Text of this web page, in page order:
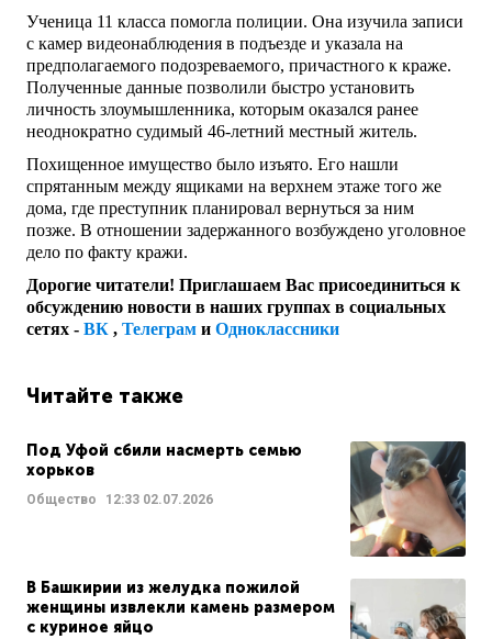
Ученица 11 класса помогла полиции. Она изучила записи
с камер видеонаблюдения в подъезде и указала на
предполагаемого подозреваемого, причастного к краже.
Полученные данные позволили быстро установить
личность злоумышленника, которым оказался ранее
неоднократно судимый 46-летний местный житель.
Похищенное имущество было изъято. Его нашли
спрятанным между ящиками на верхнем этаже того же
дома, где преступник планировал вернуться за ним
позже. В отношении задержанного возбуждено уголовное
дело по факту кражи.
Дорогие читатели! Приглашаем Вас присоединиться к
обсуждению новости в наших группах в социальных
сетях - ВК , Телеграм и Одноклассники
Читайте также
Под Уфой сбили насмерть семью
хорьков
Общество 12:33 02.07.2026
В Башкирии из желудка пожилой
женщины извлекли камень размером
с куриное яйцо